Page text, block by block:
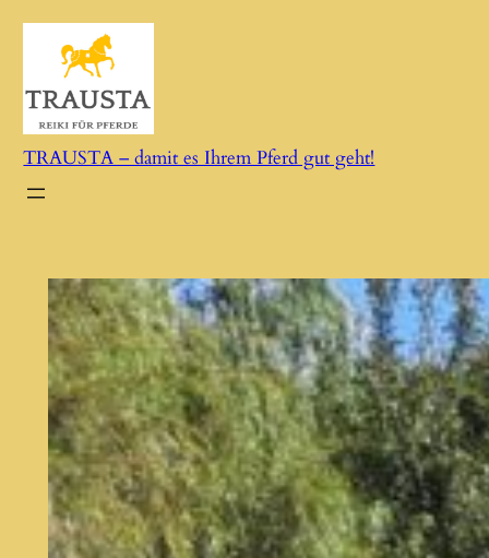
Zum
springen
TRAUSTA – damit es Ihrem Pferd gut geht!